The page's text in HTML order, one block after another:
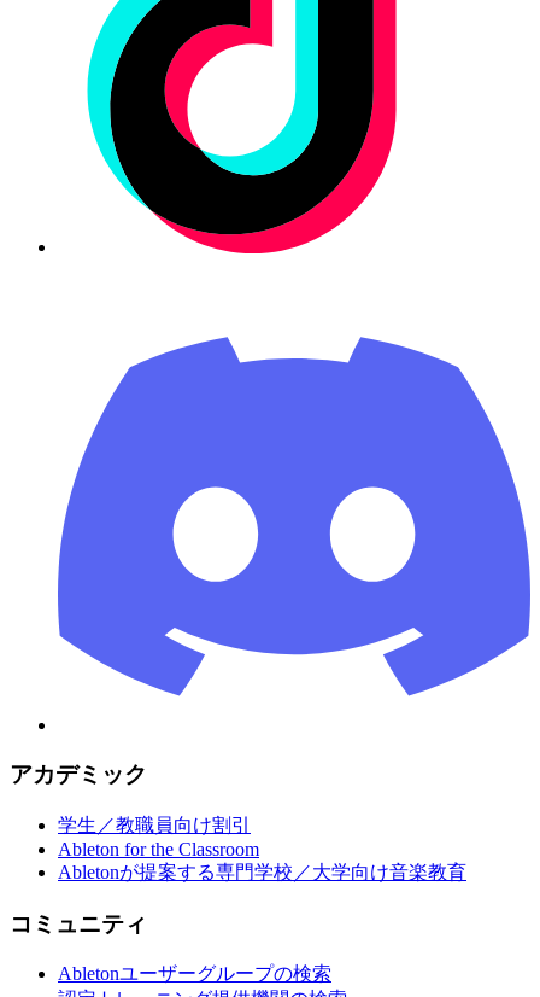
アカデミック
学生／教職員向け割引
Ableton for the Classroom
Abletonが提案する専門学校／大学向け音楽教育
コミュニティ
Abletonユーザーグループの検索